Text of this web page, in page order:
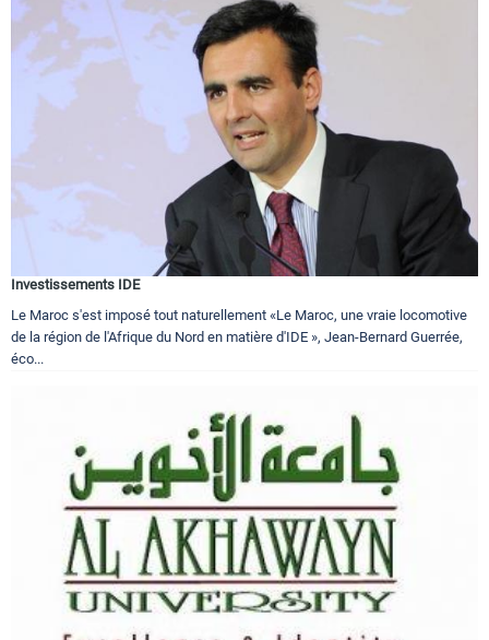
Investissements IDE
Le Maroc s'est imposé tout naturellement «Le Maroc, une vraie locomotive
de la région de l'Afrique du Nord en matière d'IDE », Jean-Bernard Guerrée,
éco...